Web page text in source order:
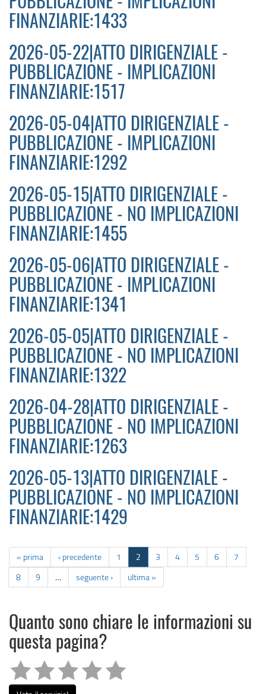
FINANZIARIE:1433
2026-05-22|ATTO DIRIGENZIALE -
PUBBLICAZIONE - IMPLICAZIONI
FINANZIARIE:1517
2026-05-04|ATTO DIRIGENZIALE -
PUBBLICAZIONE - IMPLICAZIONI
FINANZIARIE:1292
2026-05-15|ATTO DIRIGENZIALE -
PUBBLICAZIONE - NO IMPLICAZIONI
FINANZIARIE:1455
2026-05-06|ATTO DIRIGENZIALE -
PUBBLICAZIONE - IMPLICAZIONI
FINANZIARIE:1341
2026-05-05|ATTO DIRIGENZIALE -
PUBBLICAZIONE - NO IMPLICAZIONI
FINANZIARIE:1322
2026-04-28|ATTO DIRIGENZIALE -
PUBBLICAZIONE - NO IMPLICAZIONI
FINANZIARIE:1263
2026-05-13|ATTO DIRIGENZIALE -
PUBBLICAZIONE - NO IMPLICAZIONI
FINANZIARIE:1429
« prima ‹ precedente 1 2 3 4 5 6
7
8
9 … seguente › ultima »
Quanto sono chiare le informazioni su
questa pagina?